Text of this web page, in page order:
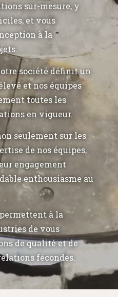
sur-mesure, y
et vous
à la
société définit un
et nos équipes
toutes les
en vigueur.
seulement sur les
de nos équipes,
engagement
enthousiasme au
à la
de vous
de qualité et de
fécondes.